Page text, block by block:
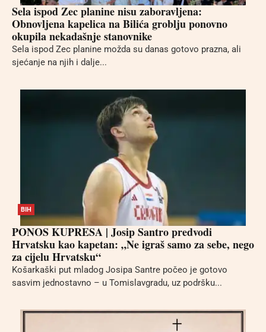
Sela ispod Zec planine nisu zaboravljena:
Obnovljena kapelica na Bilića groblju ponovno
okupila nekadašnje stanovnike
Sela ispod Zec planine možda su danas gotovo prazna, ali
sjećanje na njih i dalje...
BIH
PONOS KUPRESA | Josip Santro predvodi
Hrvatsku kao kapetan: „Ne igraš samo za sebe, nego
za cijelu Hrvatsku“
Košarkaški put mladog Josipa Santre počeo je gotovo
sasvim jednostavno – u Tomislavgradu, uz podršku...